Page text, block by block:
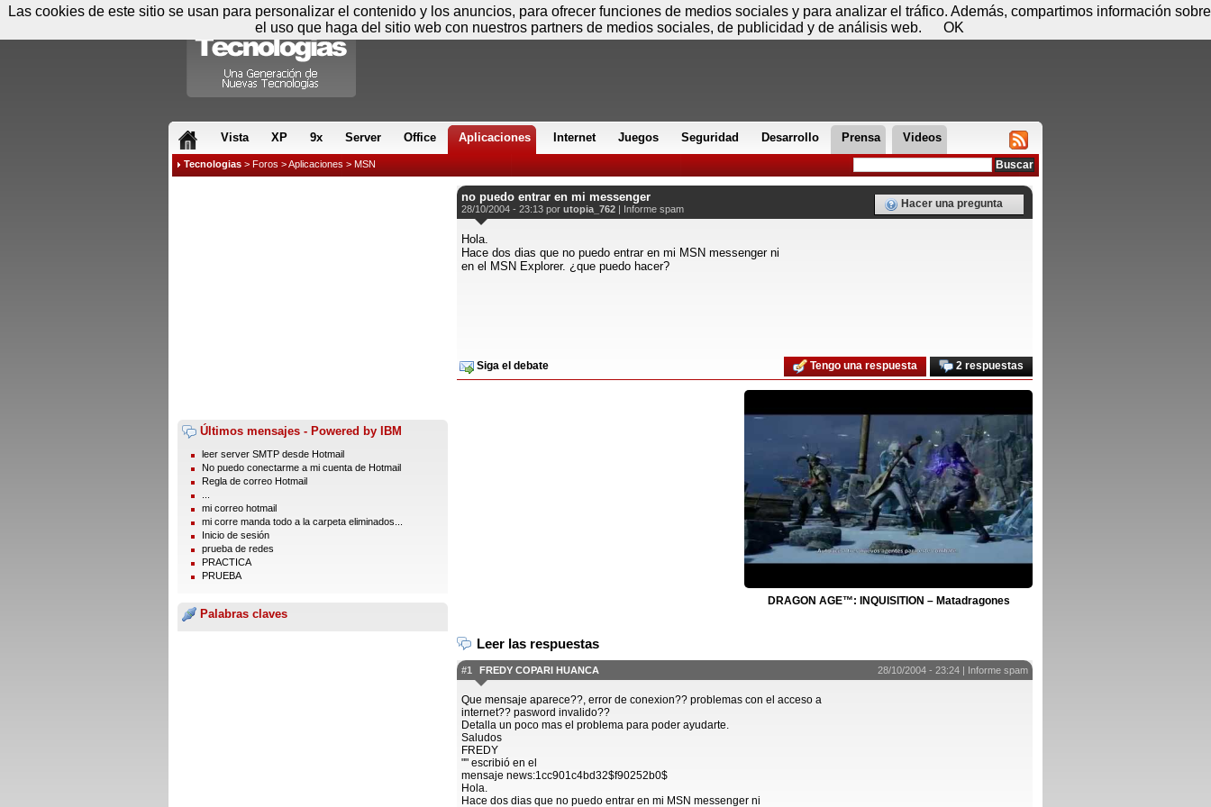
Vista XP 9x Server Office Aplicaciones Internet Juegos Seguridad Desarrollo Prensa Videos
Tecnologias > Foros >Aplicaciones > MSN
Últimos mensajes - Powered by IBM
leer server SMTP desde Hotmail
No puedo conectarme a mi cuenta de Hotmail
Regla de correo Hotmail
mi correo hotmail
mi corre manda todo a la carpeta eliminados...
Inicio de sesión
prueba de redes
PRACTICA
PRUEBA
Palabras claves
no puedo entrar en mi messenger
28/10/2004 - 23:13 por utopia_762 | Informe spam Hacer una pregunta
Hola.
Hace dos dias que no puedo entrar en mi MSN messenger ni
en el MSN Explorer. ¿que puedo hacer?
Siga el debate 2 respuestas
Tengo una respuesta
DRAGON AGE™: INQUISITION – Matadragones
Leer las respuestas
#1 FREDY COPARI HUANCA 28/10/2004 - 23:24 | Informe spam
Que mensaje aparece??, error de conexion?? problemas con el acceso a
internet?? pasword invalido??
Detalla un poco mas el problema para poder ayudarte.
Saludos
FREDY
"" escribió en el
mensaje news:1cc901c4bd32$f90252b0$
Hola.
Hace dos dias que no puedo entrar en mi MSN messenger ni
Viernes 07 de agosto - 09:45 Registrar Conectar
Las cookies de este sitio se usan para personalizar el contenido y los anuncios, para ofrecer funciones de medios sociales y para analizar el tráfico. Además, compartimos información sobre
el uso que haga del sitio web con nuestros partners de medios sociales, de publicidad y de análisis web.
OK